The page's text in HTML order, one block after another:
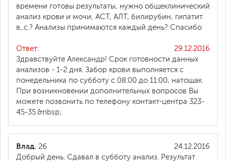
времени готовы результаты, нужно общеклинический
анализ крови и мочи, АСТ, АЛТ, билирубин, гипатит
в,.с.? Анализы принимаются каждый день? Спасибо
29.12.2016
Ответ:
Здравствуйте Александр! Срок готовности данных
анализов - 1-2 дня. Забор крови выполняется с
понедельника по субботу с 08:00 до 11:00, натощак.
При возникновении дополнительных вопросов Вы
можете позвонить по телефону контакт-центра 323-
45-35.&nbsp;
24.12.2016
Влад, 26
Добрый день. Сдавал в субботу анализ. Результат